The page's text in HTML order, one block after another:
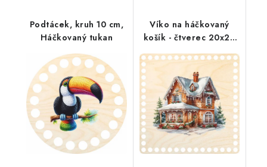
Podtácek, kruh 10 cm,
Háčkovaný tukan
Víko na háčkovaný
košík - čtverec 20x20
cm, Zimní dům